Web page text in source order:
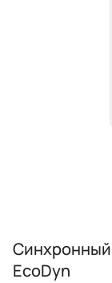
Синхронный
EcoDyn